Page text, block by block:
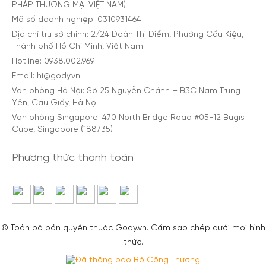
PHÁP THƯƠNG MẠI VIỆT NAM)
Mã số doanh nghiệp: 0310931464
Địa chỉ trụ sở chính: 2/24 Đoàn Thị Điểm, Phường Cầu Kiệu,
Thành phố Hồ Chí Minh, Việt Nam
Hotline: 0938.002.969
Email: hi@gody.vn
Văn phòng Hà Nội: Số 25 Nguyễn Chánh – B3C Nam Trung
Yên, Cầu Giấy, Hà Nội
Văn phòng Singapore: 470 North Bridge Road #05-12 Bugis
Cube, Singapore (188735)
Phương thức thanh toán
© Toàn bộ bản quyền thuộc Gody.vn. Cấm sao chép dưới mọi hình
thức.